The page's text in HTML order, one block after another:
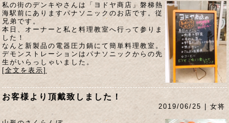
私の街のデンキやさんは「ヨドヤ商店」磐梯熱
海駅前にありますパナソニックのお店です。従
兄弟です。
本日、オーナーと私と料理教室へ行って参りま
した！
なんと新製品の電器圧力鍋にて簡単料理教室。
デモンストレーションはパナソニックからの先
生がいらっしゃいました。
[全文を表示]
お客様より頂戴致しました！
2019/06/25 | 女将